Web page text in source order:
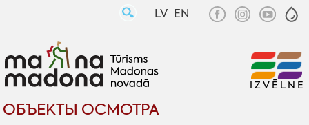
LV EN
ОБЪЕКТЫ ОСМОТРА
IZVĒLNE